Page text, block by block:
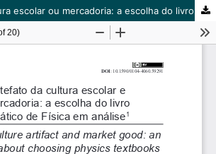
Artefato da cultura escolar ou mercadoria: a escolha do livro didático de Física em análise